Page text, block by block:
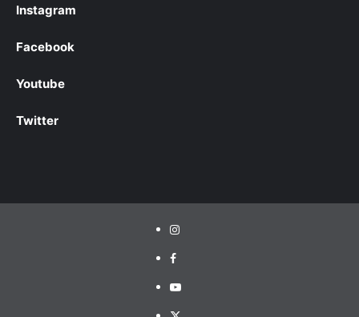
Instagram
Facebook
Youtube
Twitter